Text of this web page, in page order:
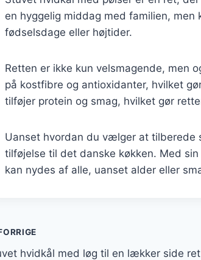
en hyggelig middag med familien,
fødselsdage eller højtider.
Retten er ikke kun velsmagende, men
på kostfibre og antioxidanter, hvilket
tilføjer protein og smag, hvilket gør
Uanset hvordan du vælger at
tilføjelse til det danske køkken. Med
kan nydes af alle, uanset alder eller
hvidkål med løg til en lækker side ret